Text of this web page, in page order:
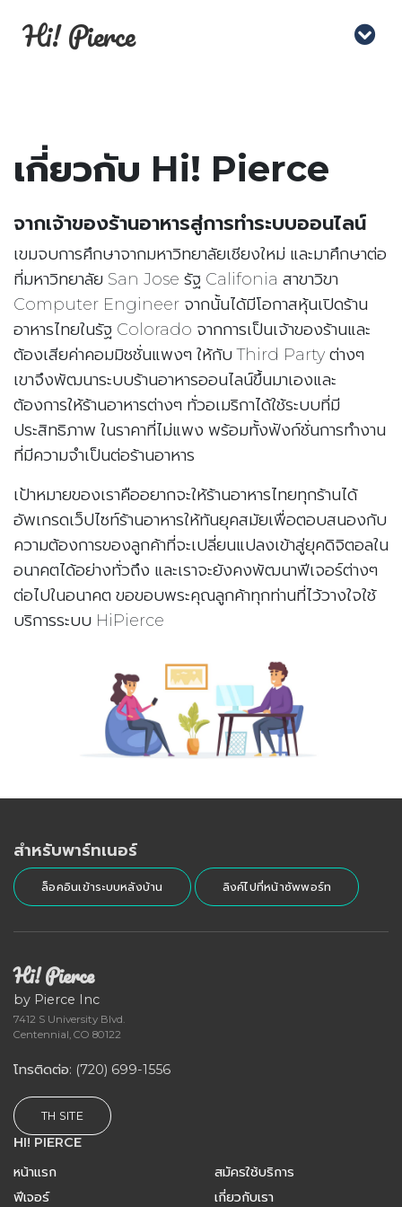
Hi! Pierce
เกี่ยวกับ Hi! Pierce
จากเจ้าของร้านอาหารสู่การทำระบบออนไลน์
เขมจบการศึกษาจากมหาวิทยาลัยเชียงใหม่ และมาศึกษาต่อ
ที่มหาวิทยาลัย San Jose รัฐ Califonia สาขาวิขา
Computer Engineer จากนั้นได้มีโอกาสหุ้นเปิดร้าน
อาหารไทยในรัฐ Colorado จากการเป็นเจ้าของร้านและ
ต้องเสียค่าคอมมิชชั่นแพงๆ ให้กับ Third Party ต่างๆ
เขาจึงพัฒนาระบบร้านอาหารออนไลน์ขึ้นมาเองและ
ต้องการให้ร้านอาหารต่างๆ ทั่วอเมริกาได้ใช้ระบบที่มี
ประสิทธิภาพ ในราคาที่ไม่แพง พร้อมทั้งฟังก์ชั่นการทำงาน
ที่มีความจำเป็นต่อร้านอาหาร
เป้าหมายของเราคืออยากจะให้ร้านอาหารไทยทุกร้านได้
อัพเกรดเว็ปไซท์ร้านอาหารให้ทันยุคสมัยเพื่อตอบสนองกับ
ความต้องการของลูกค้าที่จะเปลี่ยนแปลงเข้าสู่ยุคดิจิตอลใน
อนาคตได้อย่างทั่วถึง และเราจะยังคงพัฒนาฟีเจอร์ต่างๆ
ต่อไปในอนาคต ขอขอบพระคุณลูกค้าทุกท่านที่ไว้วางใจใช้
บริการระบบ HiPierce
สำหรับพาร์ทเนอร์
ล็อคอินเข้าระบบหลังบ้าน ลิงค์ไปที่หน้าซัพพอร์ท
Hi! Pierce
by Pierce Inc
7412 S University Blvd.
Centennial, CO 80122
โทรติดต่อ: (720) 699-1556
TH SITE
HI! PIERCE
หน้าแรก
ฟีเจอร์
สมัครใช้บริการ
เกี่ยวกับเรา